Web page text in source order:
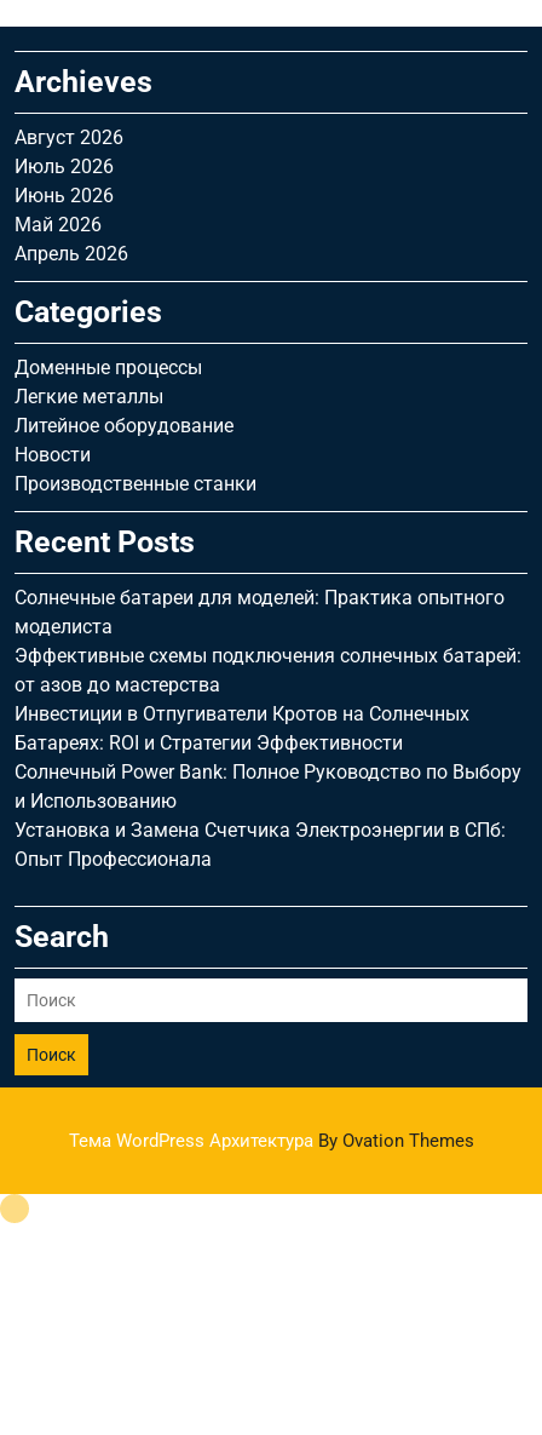
Archieves
Август 2026
Июль 2026
Июнь 2026
Май 2026
Апрель 2026
Categories
Доменные процессы
Легкие металлы
Литейное оборудование
Новости
Производственные станки
Recent Posts
Солнечные батареи для моделей: Практика опытного
моделиста
Эффективные схемы подключения солнечных батарей:
от азов до мастерства
Инвестиции в Отпугиватели Кротов на Солнечных
Батареях: ROI и Стратегии Эффективности
Солнечный Power Bank: Полное Руководство по Выбору
и Использованию
Установка и Замена Счетчика Электроэнергии в СПб:
Опыт Профессионала
Search
Поиск
Тема WordPress Архитектура By Ovation Themes